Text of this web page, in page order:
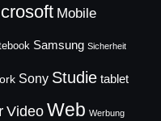
Mobile
Samsung Sicherheit
Sony Studie tablet
Video Web Werbung